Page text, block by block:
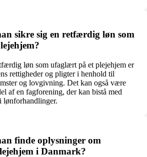
sikre sig en retfærdig løn som
løn som ufaglært på et plejehjem er
rettigheder og pligter i henhold til
og lovgivning. Det kan også være
af en fagforening, der kan bistå med
lønforhandlinger.
finde oplysninger om
i Danmark?